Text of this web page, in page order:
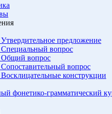
предложение
вопрос
вопрос
вопрос
конструкции
фонетико-грамматический